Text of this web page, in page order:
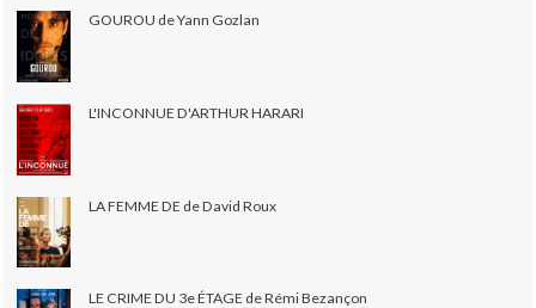
GOUROU de Yann Gozlan
L'INCONNUE D'ARTHUR HARARI
LA FEMME DE de David Roux
LE CRIME DU 3e ÉTAGE de Rémi Bezançon